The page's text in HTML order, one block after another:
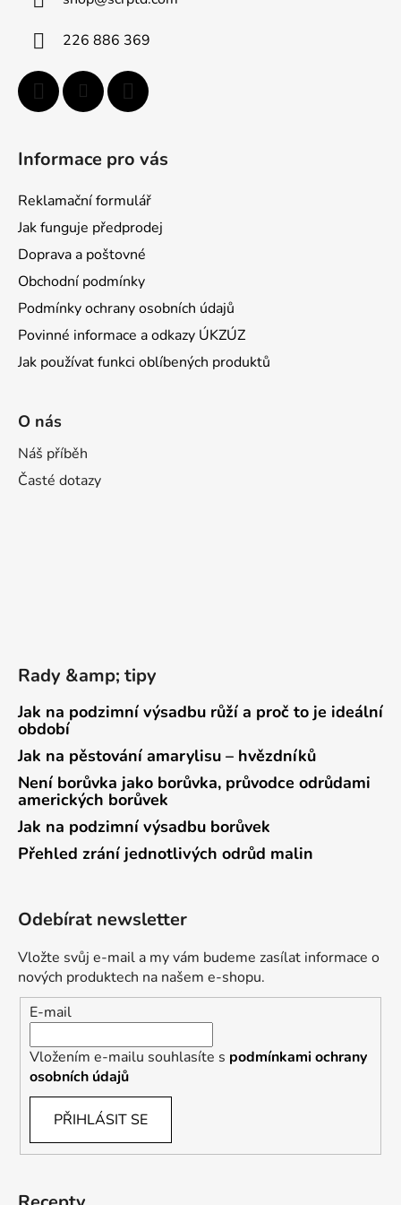
226 886 369
Informace pro vás
Reklamační formulář
Jak funguje předprodej
Doprava a poštovné
Obchodní podmínky
Podmínky ochrany osobních údajů
Povinné informace a odkazy ÚKZÚZ
Jak používat funkci oblíbených produktů
O nás
Náš příběh
Časté dotazy
Rady &amp; tipy
Jak na podzimní výsadbu růží a proč to je ideální
období
Jak na pěstování amarylisu – hvězdníků
Není borůvka jako borůvka, průvodce odrůdami
amerických borůvek
Jak na podzimní výsadbu borůvek
Přehled zrání jednotlivých odrůd malin
Odebírat newsletter
Vložte svůj e-mail a my vám budeme zasílat informace o
nových produktech na našem e-shopu.
E-mail
Vložením e-mailu souhlasíte s podmínkami ochrany
osobních údajů
PŘIHLÁSIT SE